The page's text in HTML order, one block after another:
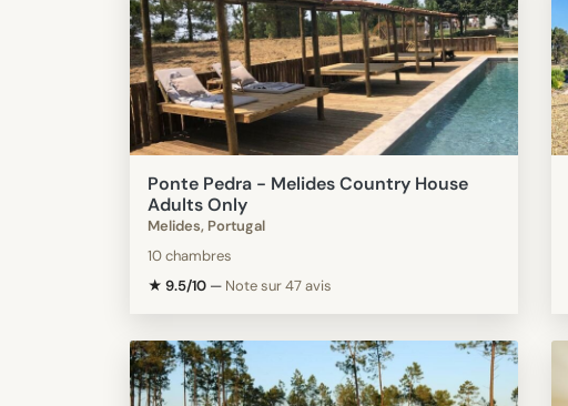
Ponte Pedra - Melides Country House
Adults Only
Melides, Portugal
10 chambres
★ 9.5/10 — Note sur 47 avis